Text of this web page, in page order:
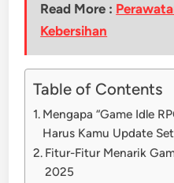
Read More :
Kebersihan
Table of Contents
Mengapa “Game Idle
Harus Kamu Update
Fitur-Fitur Menarik
2025